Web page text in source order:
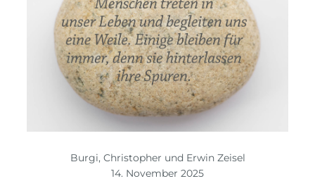
Burgi, Christopher und Erwin Zeisel
14. November 2025